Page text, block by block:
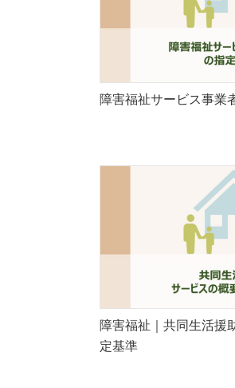
障害福祉サービス事業
障害福祉｜共同生活援
定基準